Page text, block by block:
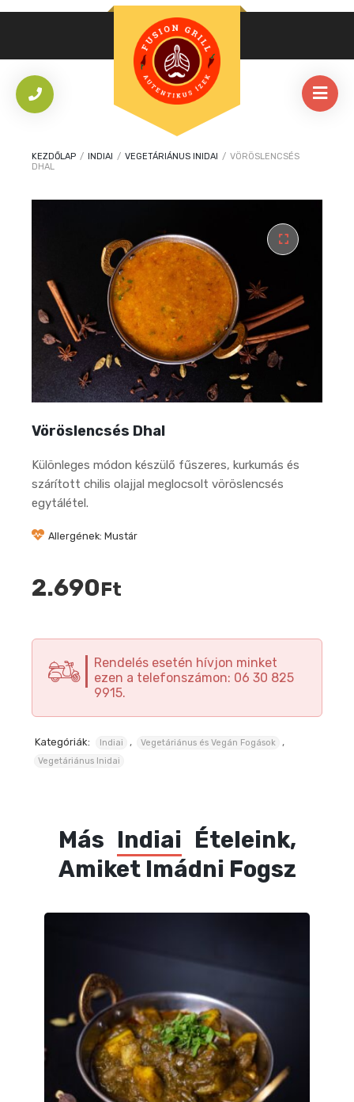
KEZDŐLAP / INDIAI / VEGETÁRIÁNUS INIDAI / VÖRÖSLENCSÉS
DHAL
Vöröslencsés Dhal
Különleges módon készülő fűszeres, kurkumás és
szárított chilis olajjal meglocsolt vöröslencsés
egytálétel.
Allergének: Mustár
2.690Ft
Rendelés esetén hívjon minket
ezen a telefonszámon: 06 30 825
9915.
Kategóriák: Indiai , Vegetáriánus és Vegán Fogások ,
Vegetáriánus Inidai
Más Indiai Ételeink,
Amiket Imádni Fogsz